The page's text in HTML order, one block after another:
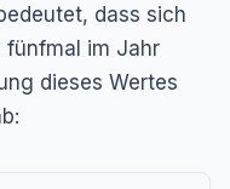
dass sich
fünfmal im Jahr
dieses Wertes